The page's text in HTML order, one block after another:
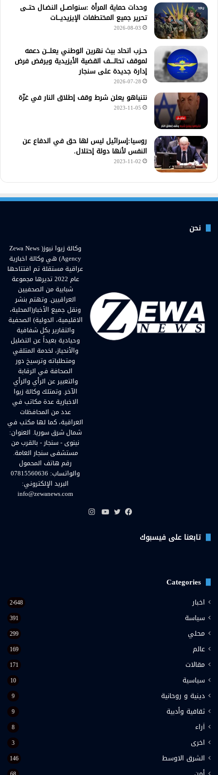
وحدات حماية المرأة :سنواصــل النضـال حتــى
تحرير جميع المختطفات الإيزيديـــات
2026-08-03
حــزب اتحاد بيث نهرين الوطني يعلـــن دعمه
لموقف تحالــــف القضية الأيزيدية ويرفض فرض
إدارة جديدة على سنجار
2026-07-28
نتنياهو يعلن شرط وقف إطلاق النار في غزّة
2023-11-05
روسيا:إسرائيل ليس لها حق في الدفاع عن
النفس لأنها دولة إحتلال.
2023-11-02
نحن
وكالة زيوا نيوز( Zewa News
Agency) هي وكالة اخبارية
عراقية مستقلة تم افتتاحها
عام 2022 تديرها مجموعة
شبابية من الصحفيين
العراقيين. وتهتم بنشر
ونقل جميع الأخبار(المحلية،
الاقليمية، الدولية) الصحفية
والتقارير بكل شفافية
وحيادية بعيداً عن التضليل
والأنحياز، لخدمة المتلقي
ومتطلباته وترسيخ دور
الصحافة في الرقابة
والتعبير عن الرأي والرأي
الآخر. وتمتلك وكالة زيوا
الاخبارية عدة مكاتب في
عدد من المحافظات
العراقية، كما لها مكتب في
شمال شرق سوريا. العنوان:
نينوى - سنجار - بالقرب من
مستشفى سنجار العامة.
رقم هاتف المحمول
والواتساب: 07815560636
البريد الإلكتروني:
info@zewanews.com
تابعنا على فيسبوك
Categories
اخبار 2٬648
سياسة 391
محلي 299
عالم 169
مقالات 171
سياسية 10
دينية و روحانية 9
ثقافية وأدبية 9
اَراء 8
اخرى 3
الشرق الاوسط 146